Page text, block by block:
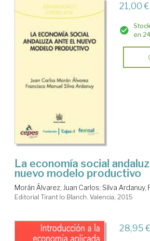
21,00 €
en
La economía social
nuevo modelo productivo
Morán Álvarez, Juan Carlos; Silva Ardanuy,
Editorial Tirant lo Blanch. Valencia, 2015
28,95 €